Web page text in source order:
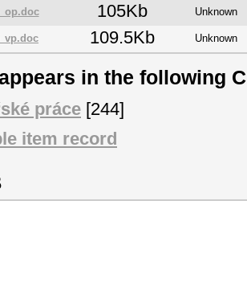
105Kb Unknown
109.5Kb Unknown
in the following
práce [244]
item record